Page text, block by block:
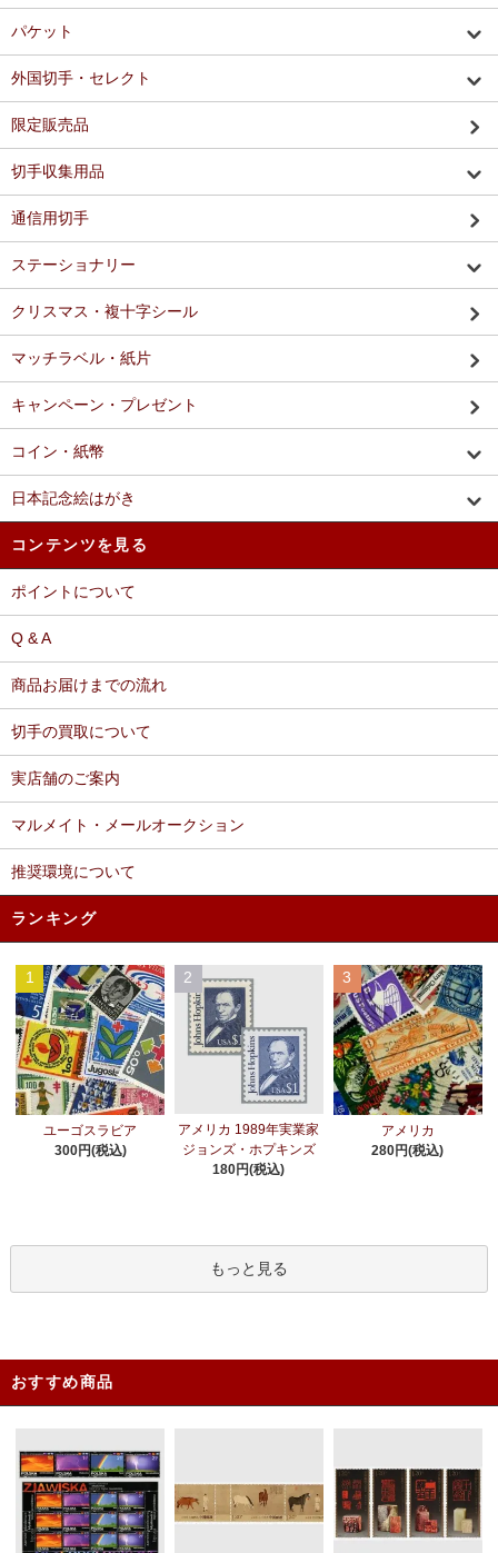
パケット
外国切手・セレクト
限定販売品
切手収集用品
通信用切手
ステーショナリー
クリスマス・複十字シール
マッチラベル・紙片
キャンペーン・プレゼント
コイン・紙幣
日本記念絵はがき
コンテンツを見る
ポイントについて
Q & A
商品お届けまでの流れ
切手の買取について
実店舗のご案内
マルメイト・メールオークション
推奨環境について
ランキング
1
ユーゴスラビア
300円(税込)
2
アメリカ 1989年実業家
ジョンズ・ホプキンズ
180円(税込)
3
アメリカ
280円(税込)
もっと見る
おすすめ商品